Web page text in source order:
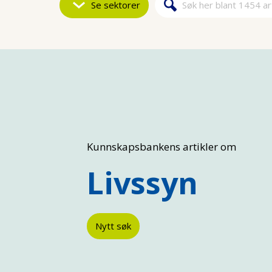
Se sektorer Søk
Kunnskapsbankens artikler om
Livssyn
Nytt søk